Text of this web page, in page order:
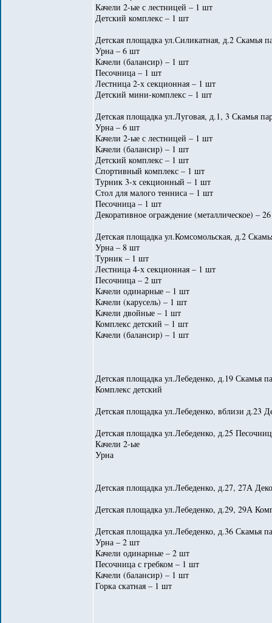
Качели 2-ые с лестницей – 1 шт
Детский комплекс – 1 шт
Детская площадка ул.Силикатная, д.2 Скамья
Урна – 6 шт
Качели (балансир) – 1 шт
Песочница – 1 шт
Лестница 2-х секционная – 1 шт
Детский мини-комплекс – 1 шт
Детская площадка ул.Луговая, д.1, 3 Скамья
Урна – 6 шт
Качели 2-ые с лестницей – 1 шт
Качели (балансир) – 1 шт
Детский комплекс – 1 шт
Спортивный комплекс – 1 шт
Турник 3-х секционный – 1 шт
Стол для малого тенниса – 1 шт
Песочница – 1 шт
Декоративное ограждение (металлическое) –
Детская площадка ул.Комсомольская, д.2
Урна – 8 шт
Турник – 1 шт
Лестница 4-х секционная – 1 шт
Песочница – 2 шт
Качели одинарные – 1 шт
Качели (карусель) – 1 шт
Качели двойные – 1 шт
Комплекс детский – 1 шт
Качели (балансир) – 1 шт
Детская площадка ул.Лебеденко, д.19 Скамья
Комплекс детский
Детская площадка ул.Лебеденко, вблизи д.23
Детская площадка ул.Лебеденко, д.25
Качели 2-ые
Урна
Детская площадка ул.Лебеденко, д.27, 27А
Детская площадка ул.Лебеденко, д.29, 29А
Детская площадка ул.Лебеденко, д.36 Скамья
Урна – 2 шт
Качели одинарные – 2 шт
Песочница с гребком – 1 шт
Качели (балансир) – 1 шт
Горка скатная – 1 шт